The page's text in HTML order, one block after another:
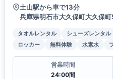
土山駅から車で13分
兵庫県明石市大久保町大久保
タオルレンタル シューズレンタル
ロッカー
無料体験 水素水
営業時間
24:00間